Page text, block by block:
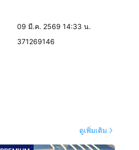
09 มี.ค. 2569 14:33 น.
371269146
ดูเพิ่มเติม